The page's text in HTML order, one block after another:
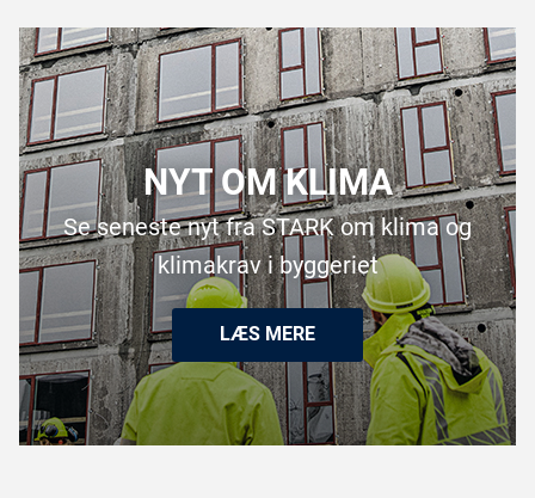
NYT OM KLIMA
Se seneste nyt fra STARK om klima og
klimakrav i byggeriet
LÆS MERE​